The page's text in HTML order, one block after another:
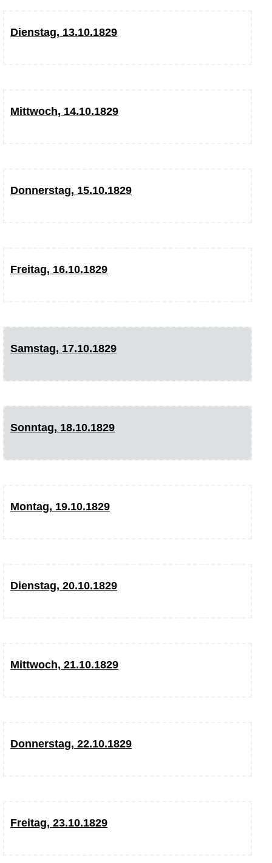
Dienstag, 13.10.1829
Mittwoch, 14.10.1829
Donnerstag, 15.10.1829
Freitag, 16.10.1829
Samstag, 17.10.1829
Sonntag, 18.10.1829
Montag, 19.10.1829
Dienstag, 20.10.1829
Mittwoch, 21.10.1829
Donnerstag, 22.10.1829
Freitag, 23.10.1829